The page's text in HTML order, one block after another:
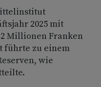
2025 mit
Millionen Franken
führte zu einem
wie